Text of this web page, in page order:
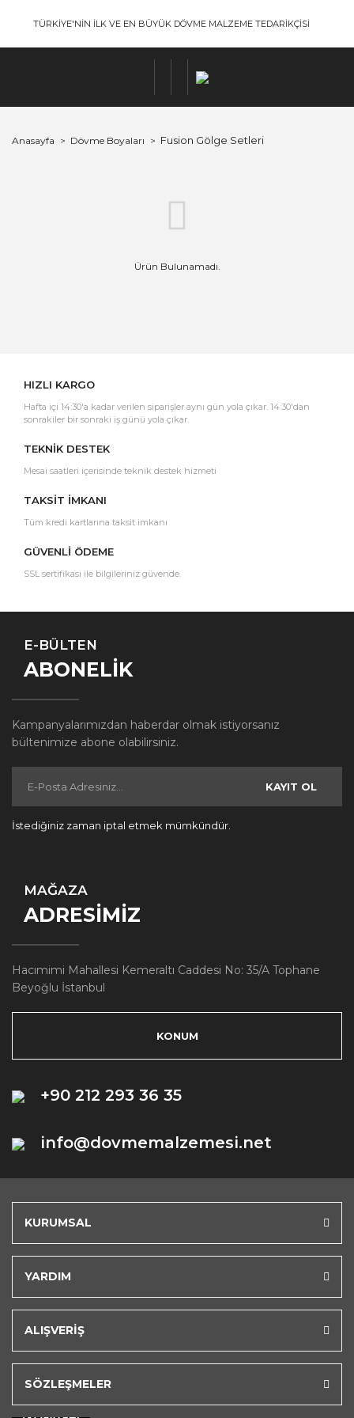
TÜRKİYE'NİN İLK VE EN BÜYÜK DÖVME MALZEME TEDARİKÇİSİ
Anasayfa Dövme Boyaları Fusion Gölge Setleri
Ürün Bulunamadı.
HIZLI KARGO
Hafta içi 14:30'a kadar verilen siparişler aynı gün yola çıkar. 14:30'dan
sonrakiler bir sonraki iş günü yola çıkar.
TEKNİK DESTEK
Mesai saatleri içerisinde teknik destek hizmeti
TAKSİT İMKANI
Tüm kredi kartlarına taksit imkanı
GÜVENLİ ÖDEME
SSL sertifikası ile bilgileriniz güvende.
E-BÜLTEN
ABONELİK
Kampanyalarımızdan haberdar olmak istiyorsanız
bültenimize abone olabilirsiniz.
KAYIT OL
İstediğiniz zaman iptal etmek mümkündür.
MAĞAZA
ADRESİMİZ
Hacımimi Mahallesi Kemeraltı Caddesi No: 35/A Tophane
Beyoğlu İstanbul
KONUM
+90 212 293 36 35
info@dovmemalzemesi.net
KURUMSAL
YARDIM
ALIŞVERİŞ
SÖZLEŞMELER